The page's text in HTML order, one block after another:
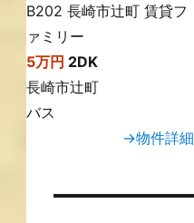
B202 長崎市辻町 賃貸フ
ァミリー
5万円 2DK
長崎市辻町
バス
→物件詳細